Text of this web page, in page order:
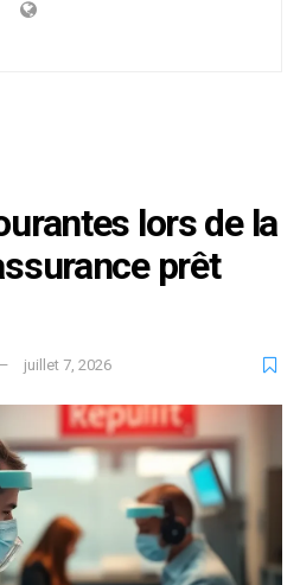
lors de la
prêt
juillet 7, 2026